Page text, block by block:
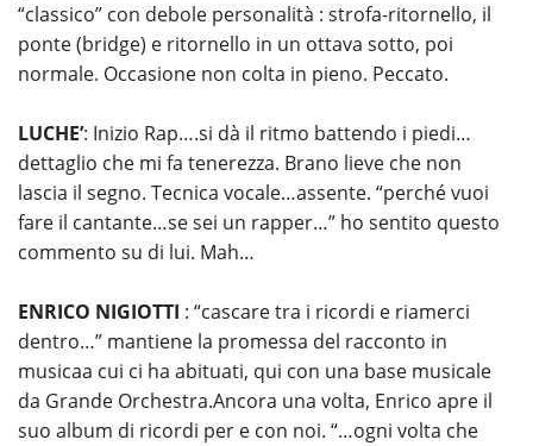
“classico” con debole personalità : strofa-ritornello, il
ponte (bridge) e ritornello in un ottava sotto, poi
normale. Occasione non colta in pieno. Peccato.
LUCHE’: Inizio Rap….si dà il ritmo battendo i piedi…
dettaglio che mi fa tenerezza. Brano lieve che non
lascia il segno. Tecnica vocale…assente. “perché vuoi
fare il cantante…se sei un rapper…” ho sentito questo
commento su di lui. Mah…
ENRICO NIGIOTTI : “cascare tra i ricordi e riamerci
dentro…” mantiene la promessa del racconto in
musicaa cui ci ha abituati, qui con una base musicale
da Grande Orchestra.Ancora una volta, Enrico apre il
suo album di ricordi per e con noi. “…ogni volta che